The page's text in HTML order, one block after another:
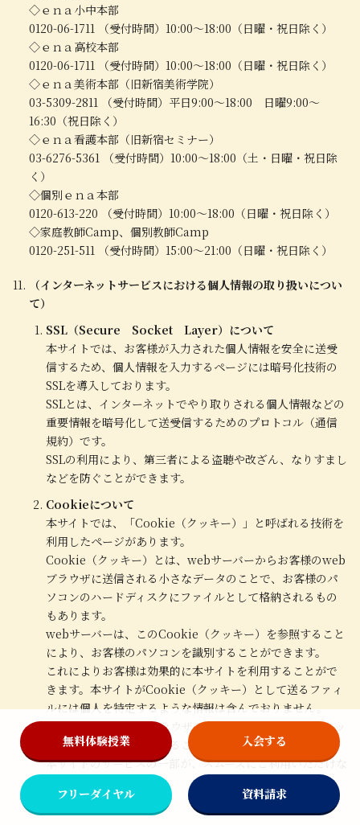
◇ｅｎａ小中本部
0120-06-1711 （受付時間）10:00～18:00（日曜・祝日除く）
◇ｅｎａ高校本部
0120-06-1711 （受付時間）10:00～18:00（日曜・祝日除く）
◇ｅｎａ美術本部（旧新宿美術学院）
03-5309-2811 （受付時間）平日9:00～18:00 日曜9:00～
16:30（祝日除く）
◇ｅｎａ看護本部（旧新宿セミナー）
03-6276-5361 （受付時間）10:00～18:00（土・日曜・祝日除
く）
◇個別ｅｎａ本部
0120-613-220 （受付時間）10:00～18:00（日曜・祝日除く）
◇家庭教師Camp、個別教師Camp
0120-251-511 （受付時間）15:00～21:00（日曜・祝日除く）
（インターネットサービスにおける個人情報の取り扱いについ
て）
SSL（Secure Socket Layer）について
本サイトでは、お客様が入力された個人情報を安全に送受
信するため、個人情報を入力するページには暗号化技術の
SSLを導入しております。
SSLとは、インターネットでやり取りされる個人情報などの
重要情報を暗号化して送受信するためのプロトコル（通信
規約）です。
SSLの利用により、第三者による盗聴や改ざん、なりすまし
などを防ぐことができます。
Cookieについて
本サイトでは、「Cookie（クッキー）」と呼ばれる技術を
利用したページがあります。
Cookie（クッキー）とは、webサーバーからお客様のweb
ブラウザに送信される小さなデータのことで、お客様のパ
ソコンのハードディスクにファイルとして格納されるもの
もあります。
webサーバーは、このCookie（クッキー）を参照すること
により、お客様のパソコンを識別することができます。
これによりお客様は効果的に本サイトを利用することがで
きます。本サイトがCookie（クッキー）として送るファィ
ルには個人を特定するような情報は含んでおりません。
なお、お使いのwebブラウザの設定により、Cookie（クッ
キー）の機能を無効にすることができますが、その場合、
本サイトのサービスの一部が、スムーズにご利用いただけな
くなることがあります。
無料体験授業 入会する
フリーダイヤル 資料請求